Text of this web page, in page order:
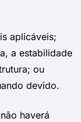
aplicáveis;
a estabilidade
ou
devido.
haverá